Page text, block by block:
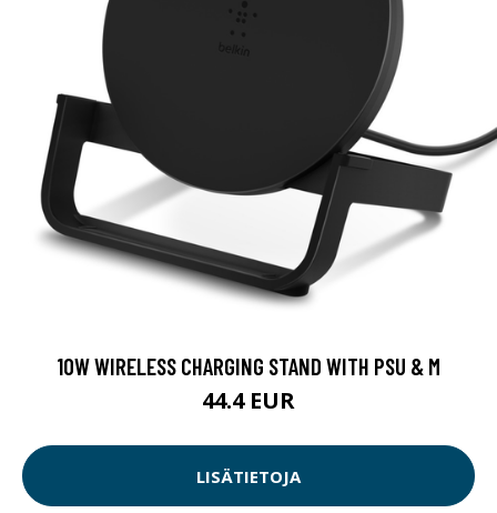
10W WIRELESS CHARGING STAND WITH PSU & M
44.4 EUR
LISÄTIETOJA